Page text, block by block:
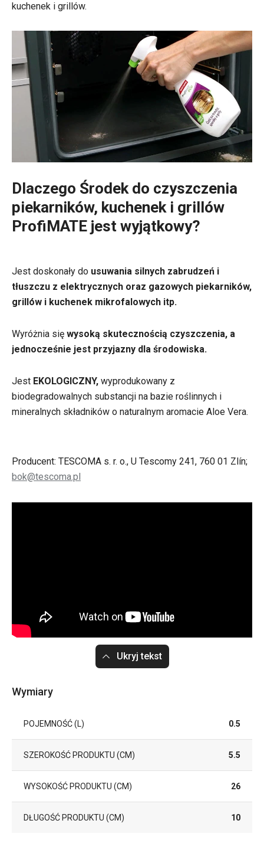
kuchenek i grillów.
Dlaczego Środek do czyszczenia
piekarników, kuchenek i grillów
ProfiMATE jest wyjątkowy?
Jest doskonały do usuwania silnych zabrudzeń i
tłuszczu z elektrycznych oraz gazowych piekarników,
grillów i kuchenek mikrofalowych itp.
Wyróżnia się wysoką skutecznością czyszczenia, a
jednocześnie jest przyjazny dla środowiska.
Jest EKOLOGICZNY, wyprodukowany z
biodegradowalnych substancji na bazie roślinnych i
mineralnych składników o naturalnym aromacie Aloe Vera.
Producent: TESCOMA s. r. o., U Tescomy 241, 760 01 Zlín;
bok@tescoma.pl
Ukryj tekst
Wymiary
POJEMNOŚĆ (L) 0.5
SZEROKOŚĆ PRODUKTU (CM) 5.5
WYSOKOŚĆ PRODUKTU (CM) 26
DŁUGOŚĆ PRODUKTU (CM) 10